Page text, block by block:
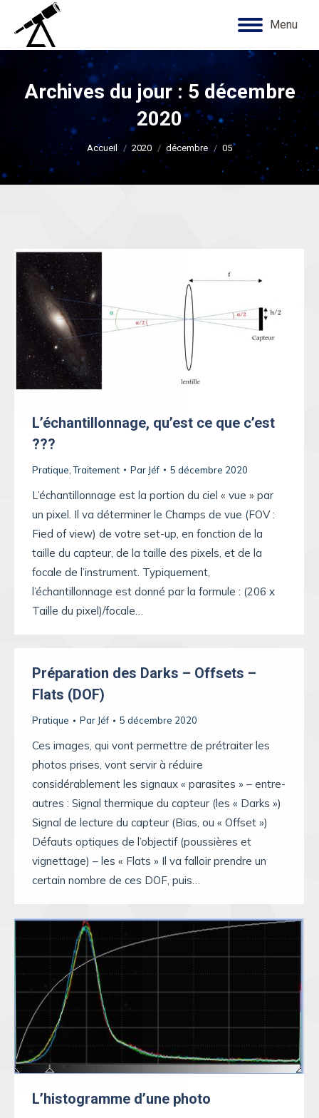
Menu
Archives du jour : 5 décembre
2020
Vous êtes ici :
Accueil 2020 décembre 05
L’échantillonnage, qu’est ce que c’est
???
Pratique ,Traitement Par Jéf 5 décembre 2020
L’échantillonnage est la portion du ciel « vue » par
un pixel. Il va déterminer le Champs de vue (FOV :
Fied of view) de votre set-up, en fonction de la
taille du capteur, de la taille des pixels, et de la
focale de l’instrument. Typiquement,
l’échantillonnage est donné par la formule : (206 x
Taille du pixel)/focale…
Préparation des Darks – Offsets –
Flats (DOF)
Pratique Par Jéf 5 décembre 2020
Ces images, qui vont permettre de prétraiter les
photos prises, vont servir à réduire
considérablement les signaux « parasites » – entre-
autres : Signal thermique du capteur (les « Darks »)
Signal de lecture du capteur (Bias, ou « Offset »)
Défauts optiques de l’objectif (poussières et
vignettage) – les « Flats » Il va falloir prendre un
certain nombre de ces DOF, puis…
L’histogramme d’une photo